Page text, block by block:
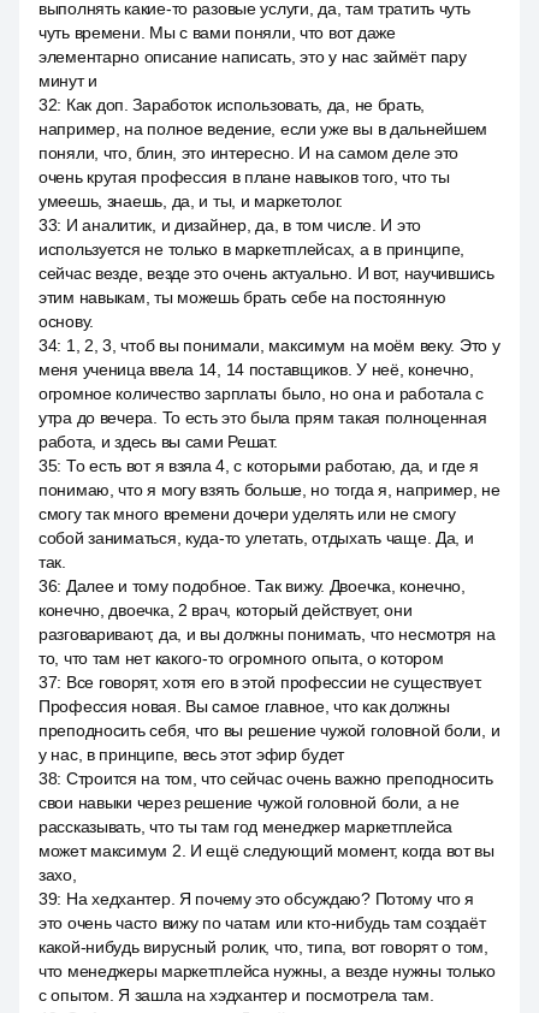
выполнять какие-то разовые услуги, да, там тратить чуть
чуть времени. Мы с вами поняли, что вот даже
элементарно описание написать, это у нас займёт пару
минут и
32: Как доп. Заработок использовать, да, не брать,
например, на полное ведение, если уже вы в дальнейшем
поняли, что, блин, это интересно. И на самом деле это
очень крутая профессия в плане навыков того, что ты
умеешь, знаешь, да, и ты, и маркетолог.
33: И аналитик, и дизайнер, да, в том числе. И это
используется не только в маркетплейсах, а в принципе,
сейчас везде, везде это очень актуально. И вот, научившись
этим навыкам, ты можешь брать себе на постоянную
основу.
34: 1, 2, 3, чтоб вы понимали, максимум на моём веку. Это у
меня ученица ввела 14, 14 поставщиков. У неё, конечно,
огромное количество зарплаты было, но она и работала с
утра до вечера. То есть это была прям такая полноценная
работа, и здесь вы сами Решат.
35: То есть вот я взяла 4, с которыми работаю, да, и где я
понимаю, что я могу взять больше, но тогда я, например, не
смогу так много времени дочери уделять или не смогу
собой заниматься, куда-то улетать, отдыхать чаще. Да, и
так.
36: Далее и тому подобное. Так вижу. Двоечка, конечно,
конечно, двоечка, 2 врач, который действует, они
разговаривают, да, и вы должны понимать, что несмотря на
то, что там нет какого-то огромного опыта, о котором
37: Все говорят, хотя его в этой профессии не существует.
Профессия новая. Вы самое главное, что как должны
преподносить себя, что вы решение чужой головной боли, и
у нас, в принципе, весь этот эфир будет
38: Строится на том, что сейчас очень важно преподносить
свои навыки через решение чужой головной боли, а не
рассказывать, что ты там год менеджер маркетплейса
может максимум 2. И ещё следующий момент, когда вот вы
захо,
39: На хедхантер. Я почему это обсуждаю? Потому что я
это очень часто вижу по чатам или кто-нибудь там создаёт
какой-нибудь вирусный ролик, что, типа, вот говорят о том,
что менеджеры маркетплейса нужны, а везде нужны только
с опытом. Я зашла на хэдхантер и посмотрела там.